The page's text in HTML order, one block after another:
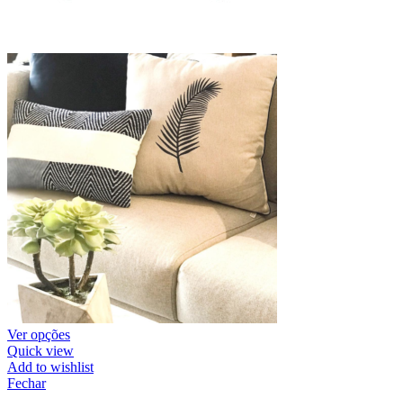
Ver opções
Quick view
Add to wishlist
Fechar